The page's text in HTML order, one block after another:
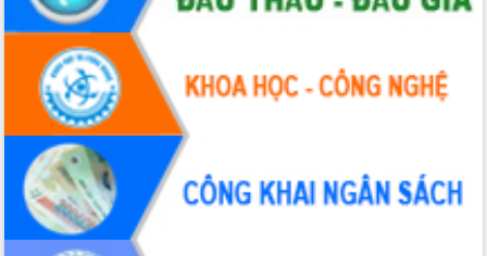
Phó Thủ tướng Hồ Quốc Dũng đánh giá
cao kết quả Chiến dịch Quang Trung
tại Đắk Lắk
Hội nghị Ban Chấp hành Đảng bộ tỉnh
Đắk Lắk lần thứ 2 (mở rộng)
Tập trung giải phóng mặt bằng, đẩy
nhanh tiến độ Tuyến đường bộ ven
biển
Gỡ khó, khởi công xây dựng, sửa chữa
toàn bộ nhà ở cho hộ dân đúng tiến độ
đề ra